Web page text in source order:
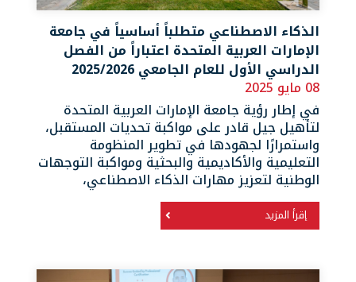
الذكاء الاصطناعي متطلباً أساسياً في جامعة
الإمارات العربية المتحدة اعتباراً من الفصل
الدراسي الأول للعام الجامعي 2025/2026
08 مايو 2025
في إطار رؤية جامعة الإمارات العربية المتحدة
لتأهيل جيل قادر على مواكبة تحديات المستقبل،
واستمرارًا لجهودها في تطوير المنظومة
التعليمية والأكاديمية والبحثية ومواكبة التوجهات
الوطنية لتعزيز مهارات الذكاء الاصطناعي،
إقرأ المزيد